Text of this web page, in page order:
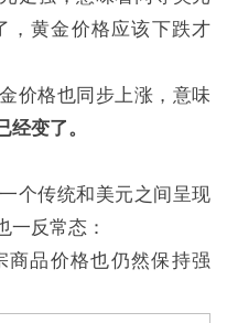
，黄金价格应该下跌才
价格也同步上涨，意味
变了。
个传统和美元之间呈现
一反常态：
商品价格也仍然保持强